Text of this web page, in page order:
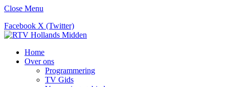
Close Menu
Facebook X (Twitter)
Home
Over ons
Programmering
TV Gids